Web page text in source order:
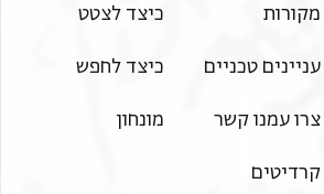
מקורות
עניינים טכניים
צרו עמנו קשר
קרדיטים
כיצד לצטט
כיצד לחפש
מונחון